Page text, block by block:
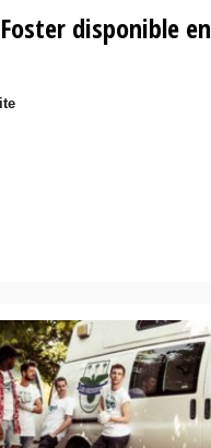
disponible en